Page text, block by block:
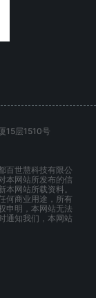
15层1510号
百世慧科技有限公
本网站所发布的信
网站所载资料。
何商业用途，所有
申明，本网站无法
通知我们，本网站